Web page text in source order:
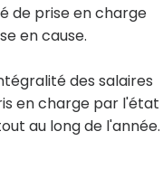
de prise en charge
en cause.
des salaires
en charge par l'état
au long de l'année.